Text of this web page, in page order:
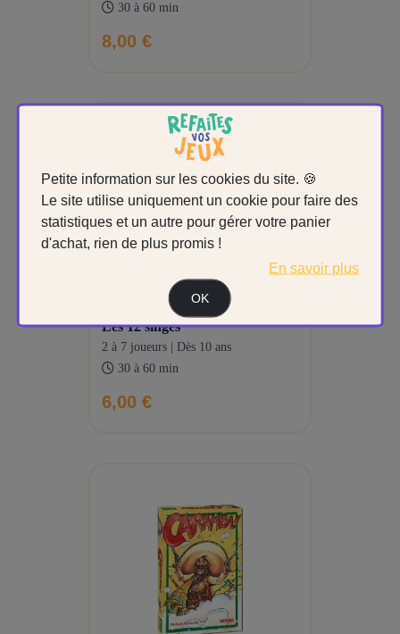
Petite information sur les cookies du site. 🍪
Le site utilise uniquement un cookie pour faire des
statistiques et un autre pour gérer votre panier
d'achat, rien de plus promis !
En savoir plus
OK
30 à 60 min
8,00 €
les 12 singes
2 à 7 joueurs | Dès 10 ans
30 à 60 min
6,00 €